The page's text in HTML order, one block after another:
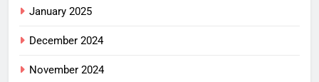
January 2025
December 2024
November 2024